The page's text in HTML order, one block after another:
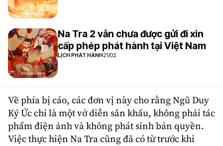
Na Tra 2 vẫn chưa được gửi đi xin
cấp phép phát hành tại Việt Nam
LỊCH PHÁT HÀNH21/02
Về phía bị cáo, các đơn vị này cho rằng Ngũ Duy
Ký Ức chỉ là một vở diễn sân khấu, không phải tác
phẩm điện ảnh và không phát sinhbản quyền.
Việc thực hiện Na Tra cũng đã có từ trước khi